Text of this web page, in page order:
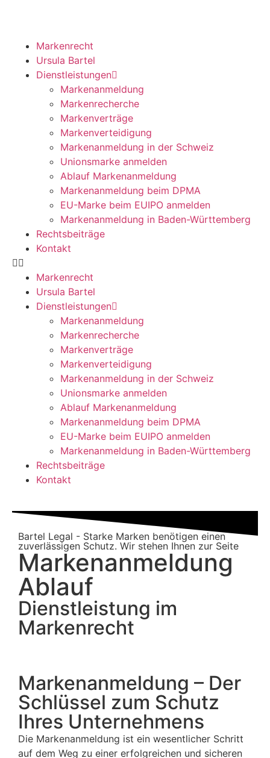
Markenrecht
Ursula Bartel
Dienstleistungen
Markenanmeldung
Markenrecherche
Markenverträge
Markenverteidigung
Markenanmeldung in der Schweiz
Unionsmarke anmelden
Ablauf Markenanmeldung
Markenanmeldung beim DPMA
EU-Marke beim EUIPO anmelden
Markenanmeldung in Baden-Württemberg
Rechtsbeiträge
Kontakt
Markenrecht
Ursula Bartel
Dienstleistungen
Markenanmeldung
Markenrecherche
Markenverträge
Markenverteidigung
Markenanmeldung in der Schweiz
Unionsmarke anmelden
Ablauf Markenanmeldung
Markenanmeldung beim DPMA
EU-Marke beim EUIPO anmelden
Markenanmeldung in Baden-Württemberg
Rechtsbeiträge
Kontakt
Bartel Legal - Starke Marken benötigen einen
zuverlässigen Schutz. Wir stehen Ihnen zur Seite
Markenanmeldung
Ablauf
Dienstleistung im
Markenrecht
Markenanmeldung – Der
Schlüssel zum Schutz
Ihres Unternehmens
Die Markenanmeldung ist ein wesentlicher Schritt
auf dem Weg zu einer erfolgreichen und sicheren